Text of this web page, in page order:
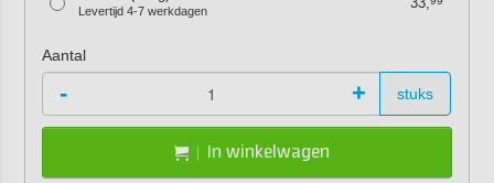
Levertijd 4-7 werkdagen
Aantal
- + stuks
In winkelwagen